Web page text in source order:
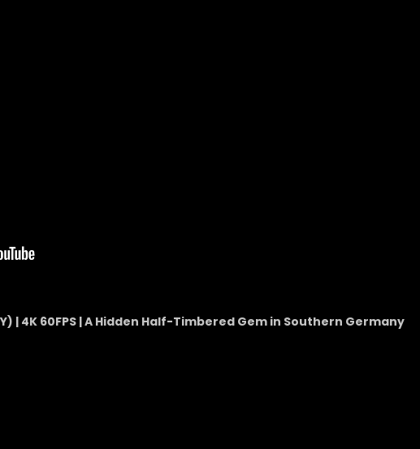
| 4K 60FPS | A Hidden Half-Timbered Gem in Southern Germany